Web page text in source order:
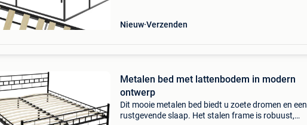
Nieuw Verzenden
Metalen bed met lattenbodem in modern
ontwerp
Dit mooie metalen bed biedt u zoete dromen en een
rustgevende slaap. Het stalen frame is robuust,